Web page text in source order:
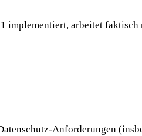
implementiert, arbeitet faktisch
Anforderungen